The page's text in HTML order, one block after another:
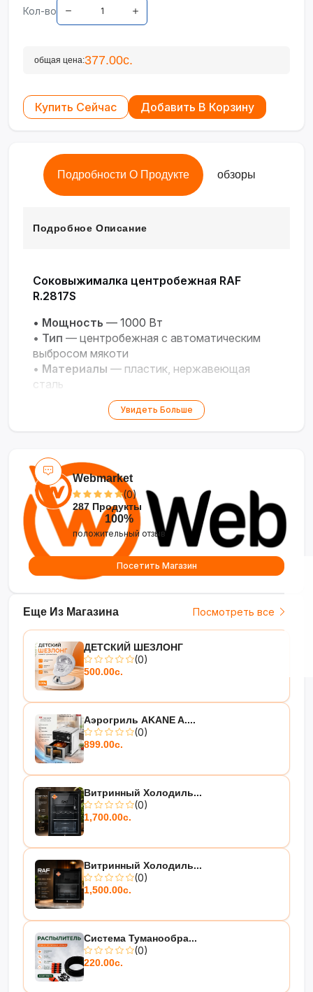
Кол-во
общая цена:377.00с.
Купить Сейчас Добавить В Корзину
Подробности О Продукте обзоры
Подробное Описание
Соковыжималка центробежная RAF
R.2817S
• Мощность — 1000 Вт
• Тип — центробежная с автоматическим
выбросом мякоти
• Материалы — пластик, нержавеющая
сталь
— 2 (до 18000 об/мин)
— 65 мм
Увидеть Больше
Еще Из Магазина Посмотреть все
ДЕТСКИЙ ШЕЗЛОНГ
(0)
500.00с.
Аэрогриль AKANE A....
(0)
899.00с.
Витринный Холодиль...
(0)
1,700.00с.
Витринный Холодиль...
(0)
1,500.00с.
Система Туманообра...
(0)
220.00с.
Webmarket
(0)
287 Продукты
100%
положительный отзыв
Посетить Магазин